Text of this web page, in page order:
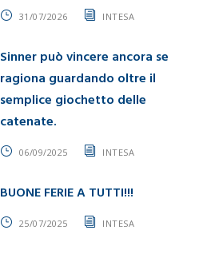
31/07/2026 INTESA
Sinner può vincere ancora se
ragiona guardando oltre il
semplice giochetto delle
catenate.
06/09/2025 INTESA
BUONE FERIE A TUTTI!!!
25/07/2025 INTESA